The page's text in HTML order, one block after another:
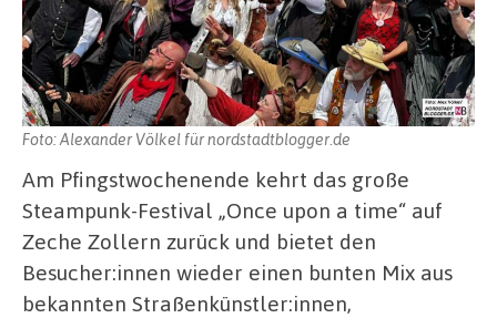
Foto: Alexander Völkel für nordstadtblogger.de
Am Pfingstwochenende kehrt das große
Steampunk-Festival „Once upon a time“ auf
Zeche Zollern zurück und bietet den
Besucher:innen wieder einen bunten Mix aus
bekannten Straßenkünstler:innen,